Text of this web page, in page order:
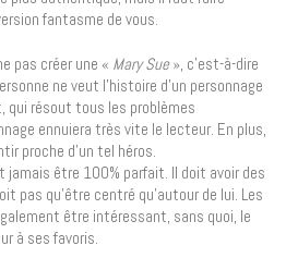
fantasme de vous.
pas créer une « Mary Sue», c’est-à-dire
ne veut l’histoire d’un personnage
résout tous les problèmes
ennuiera très vite le lecteur. En plus,
proche d’un tel héros.
jamais être 100% parfait. Il doit avoir des
pas qu’être centré qu’autour de lui. Les
être intéressant, sans quoi, le
à ses favoris.